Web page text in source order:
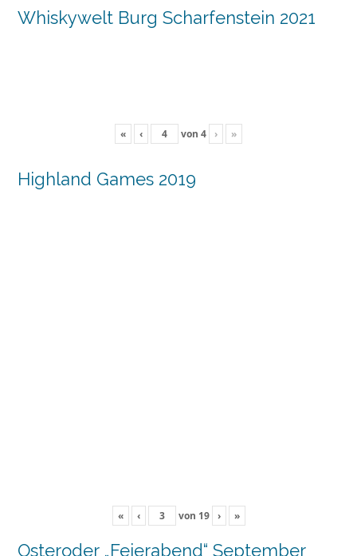
Whiskywelt Burg Scharfenstein 2021
« ‹ von 4 › »
Highland Games 2019
« ‹ von 19 › »
Osteroder „Feierabend“ September